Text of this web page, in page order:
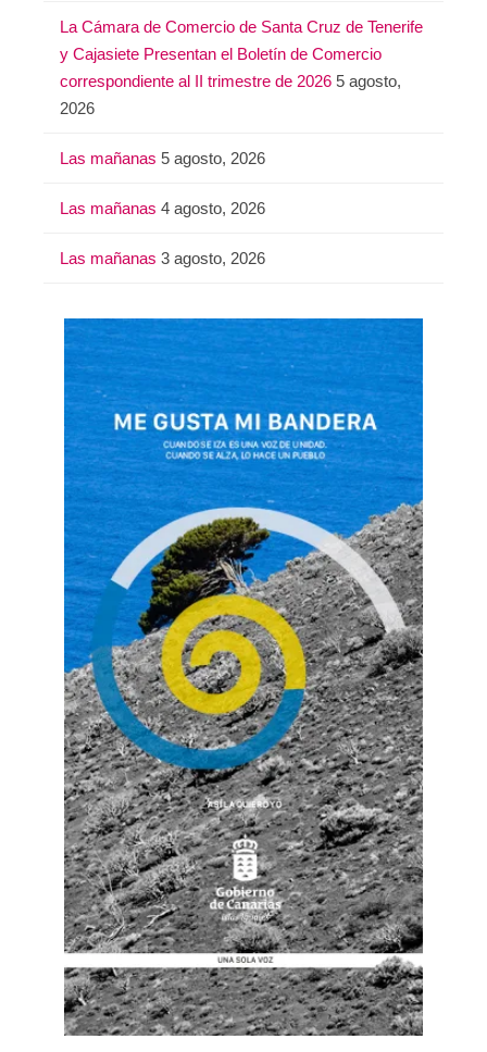
La Cámara de Comercio de Santa Cruz de Tenerife
y Cajasiete Presentan el Boletín de Comercio
correspondiente al II trimestre de 2026 5 agosto,
2026
Las mañanas 5 agosto, 2026
Las mañanas 4 agosto, 2026
Las mañanas 3 agosto, 2026